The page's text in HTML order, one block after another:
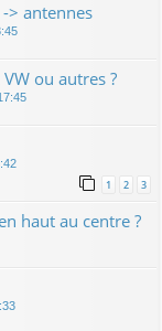
> antennes
ou autres ?
1 2 3
haut au centre ?